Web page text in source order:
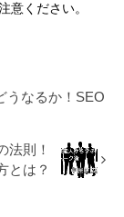
意ください。
うなるか！SEO
法則！
とは？